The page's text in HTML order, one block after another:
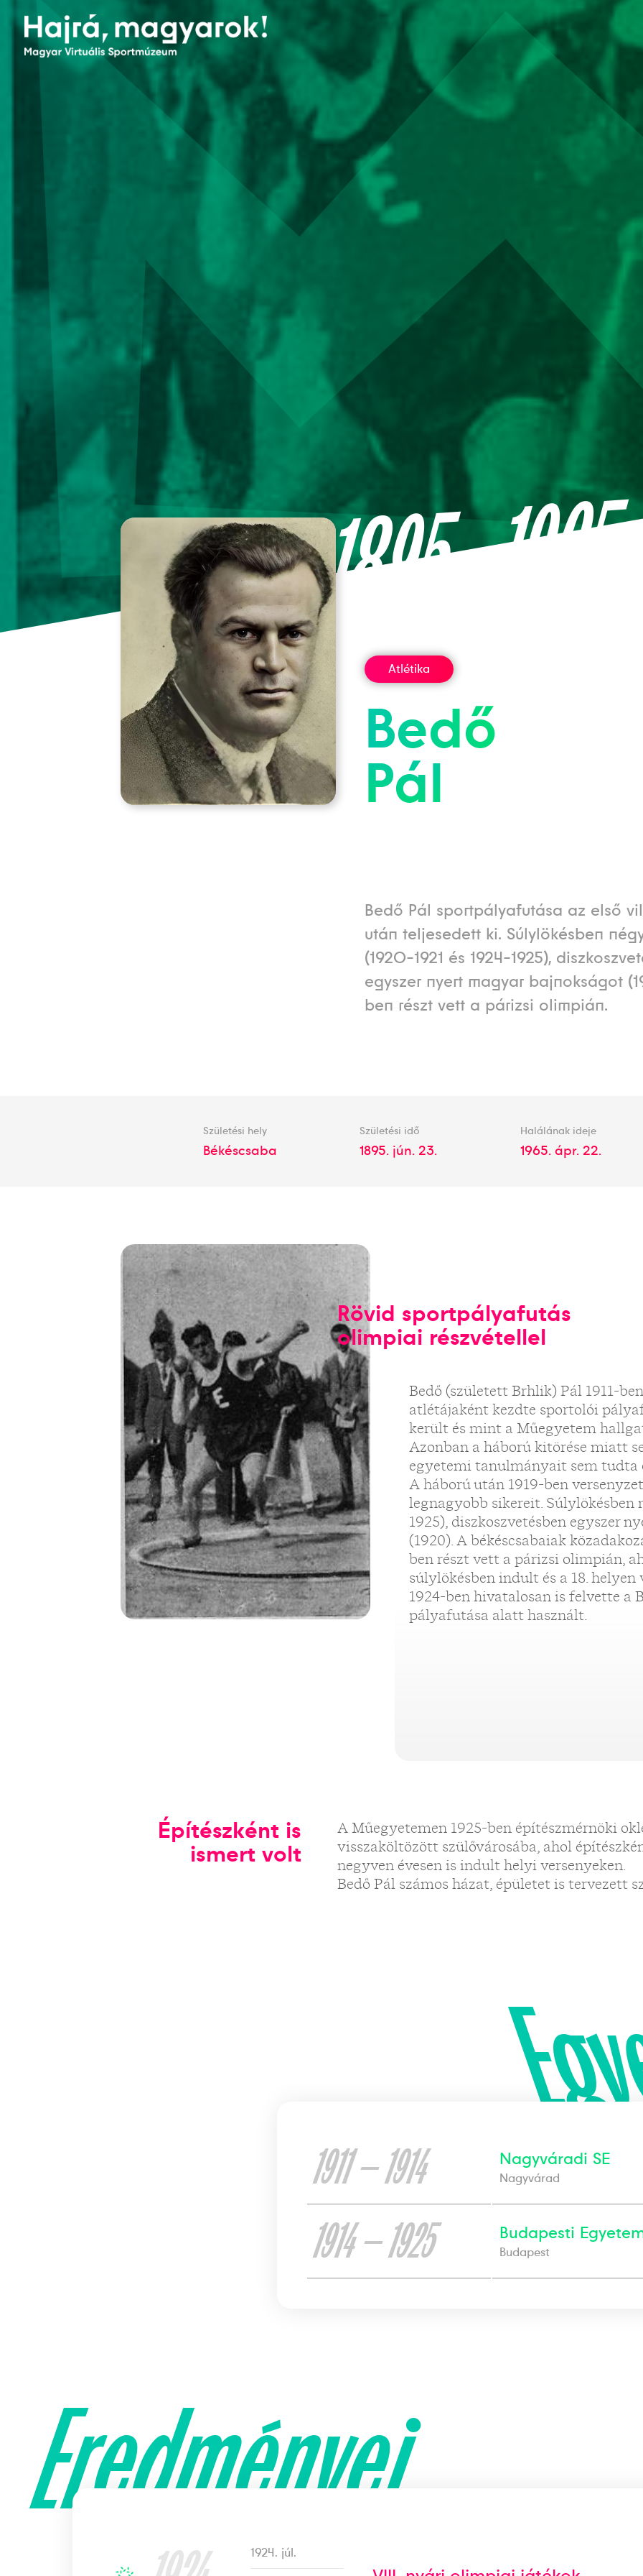
1895—1965
Atlétika
Bedő
Pál
Bedő Pál sportpályafutása az első
után teljesedett ki. Súlylökésben
(1920-1921 és 1924-1925),
egyszer nyert magyar bajnokságot
ben részt vett a párizsi olimpián.
Születési hely
Békéscsaba
Születési idő
1895. jún. 23.
Halálának ideje
1965. ápr. 22.
Rövid sportpályafutás
olimpiai részvétellel
Bedő (született Brhlik) Pál 1911-
atlétájaként kezdte sportolói
került és mint a Műegyetem
Azonban a háború kitörése miatt
egyetemi tanulmányait sem tudta
A háború után 1919-ben
legnagyobb sikereit. Súlylökésben
1925), diszkoszvetésben egyszer
(1920). A békéscsabaiak
ben részt vett a párizsi olimpián,
súlylökésben indult és a 18. helyen
1924-ben hivatalosan is felvette a
pályafutása alatt használt.
Építészként is
ismert volt
A Műegyetemen 1925-ben építészmérnöki
visszaköltözött szülővárosába, ahol
negyven évesen is indult helyi versenyeken.
Bedő Pál számos házat, épületet is tervezett
1911 — 1914 Nagyváradi SE
Nagyvárad
1914 — 1925 Budapesti
Budapest
Eredményei
1924. júl.